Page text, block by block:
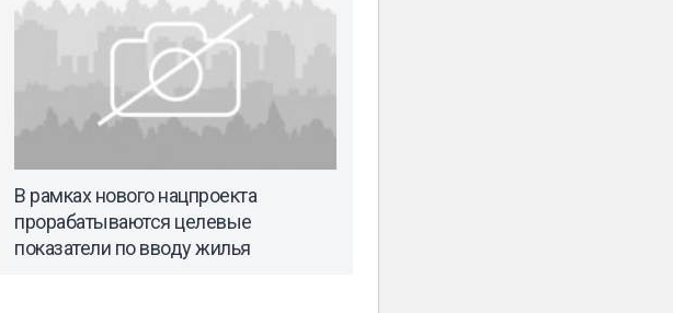
В рамках нового нацпроекта
прорабатываются целевые
показатели по вводу жилья